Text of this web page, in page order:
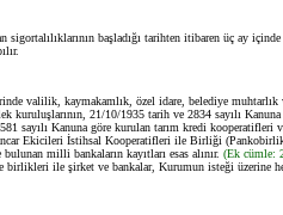
sigortalılıklarının başladığı tarihten itibaren üç ay
valilik, kaymakamlık, özel idare, belediye muhtarlık
kuruluşlarının, 21/10/1935 tarih ve 2834 sayılı Kanuna
sayılı Kanuna göre kurulan tarım kredi
Ekicileri İstihsal Kooperatifleri ile Birliği
milli bankaların kayıtları esas alınır. (Ek cümle:
ile şirket ve bankalar, Kurumun isteği üzerine